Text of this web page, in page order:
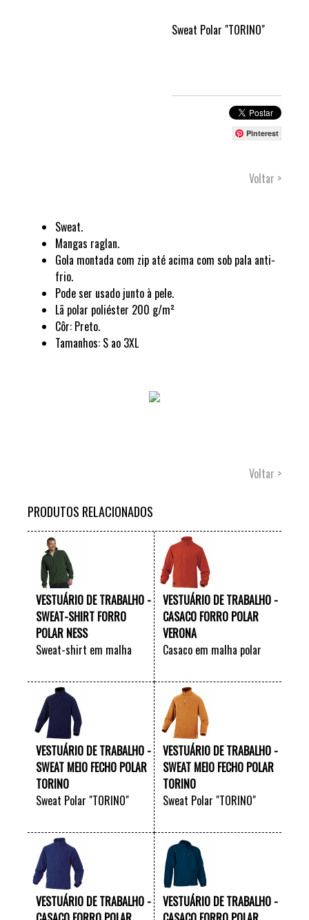
Sweat Polar "TORINO"
Pinterest
Voltar >
Sweat.
Mangas raglan.
Gola montada com zip até acima com sob pala anti-
frio.
Pode ser usado junto à pele.
Lã polar poliéster 200 g/m²
Côr: Preto.
Tamanhos: S ao 3XL
Voltar >
PRODUTOS RELACIONADOS
VESTUÁRIO DE TRABALHO -
SWEAT-SHIRT FORRO
POLAR NESS
Sweat-shirt em malha
VESTUÁRIO DE TRABALHO -
CASACO FORRO POLAR
VERONA
Casaco em malha polar
VESTUÁRIO DE TRABALHO -
SWEAT MEIO FECHO POLAR
TORINO
Sweat Polar "TORINO"
VESTUÁRIO DE TRABALHO -
SWEAT MEIO FECHO POLAR
TORINO
Sweat Polar "TORINO"
VESTUÁRIO DE TRABALHO -
VESTUÁRIO DE TRABALHO -